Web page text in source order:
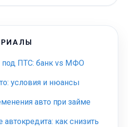
под ПТС: банк vs МФО
условия и нюансы
авто при займе
как снизить